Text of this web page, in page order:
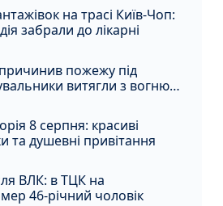
на трасі Київ-Чоп:
забрали до лікарні
пожежу під
витягли з вогню
8 серпня: красиві
та душевні привітання
ВЛК: в ТЦК на
46-річний чоловік